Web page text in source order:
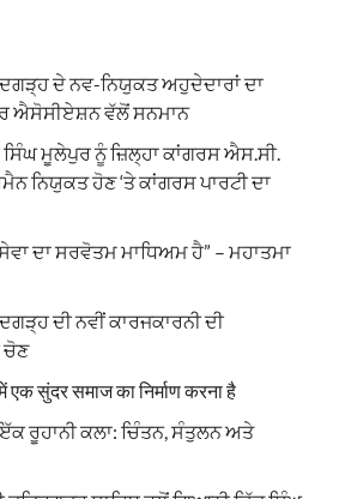
ਦੇ ਨਵ-ਨਿਯੁਕਤ ਅਹੁਦੇਦਾਰਾਂ ਦਾ
ਐਸੋਸੀਏਸ਼ਨ ਵੱਲੋਂ ਸਨਮਾਨ
ਮੂਲੇਪੁਰ ਨੂੰ ਜ਼ਿਲ੍ਹਾ ਕਾਂਗਰਸ ਐਸ.ਸੀ.
ਨਿਯੁਕਤ ਹੋਣ ‘ਤੇ ਕਾਂਗਰਸ ਪਾਰਟੀ ਦਾ
ਦਾ ਸਰਵੋਤਮ ਮਾਧਿਅਮ ਹੈ” – ਮਹਾਤਮਾ
ਦੀ ਨਵੀਂ ਕਾਰਜਕਾਰਨੀ ਦੀ
ਚੋਣ
सुंदर समाज का निर्माण करना है
ਰੂਹਾਨੀ ਕਲਾ: ਚਿੰਤਨ, ਸੰਤੁਲਨ ਅਤੇ